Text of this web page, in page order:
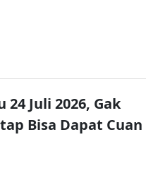
Juli 2026, Gak
Bisa Dapat Cuan